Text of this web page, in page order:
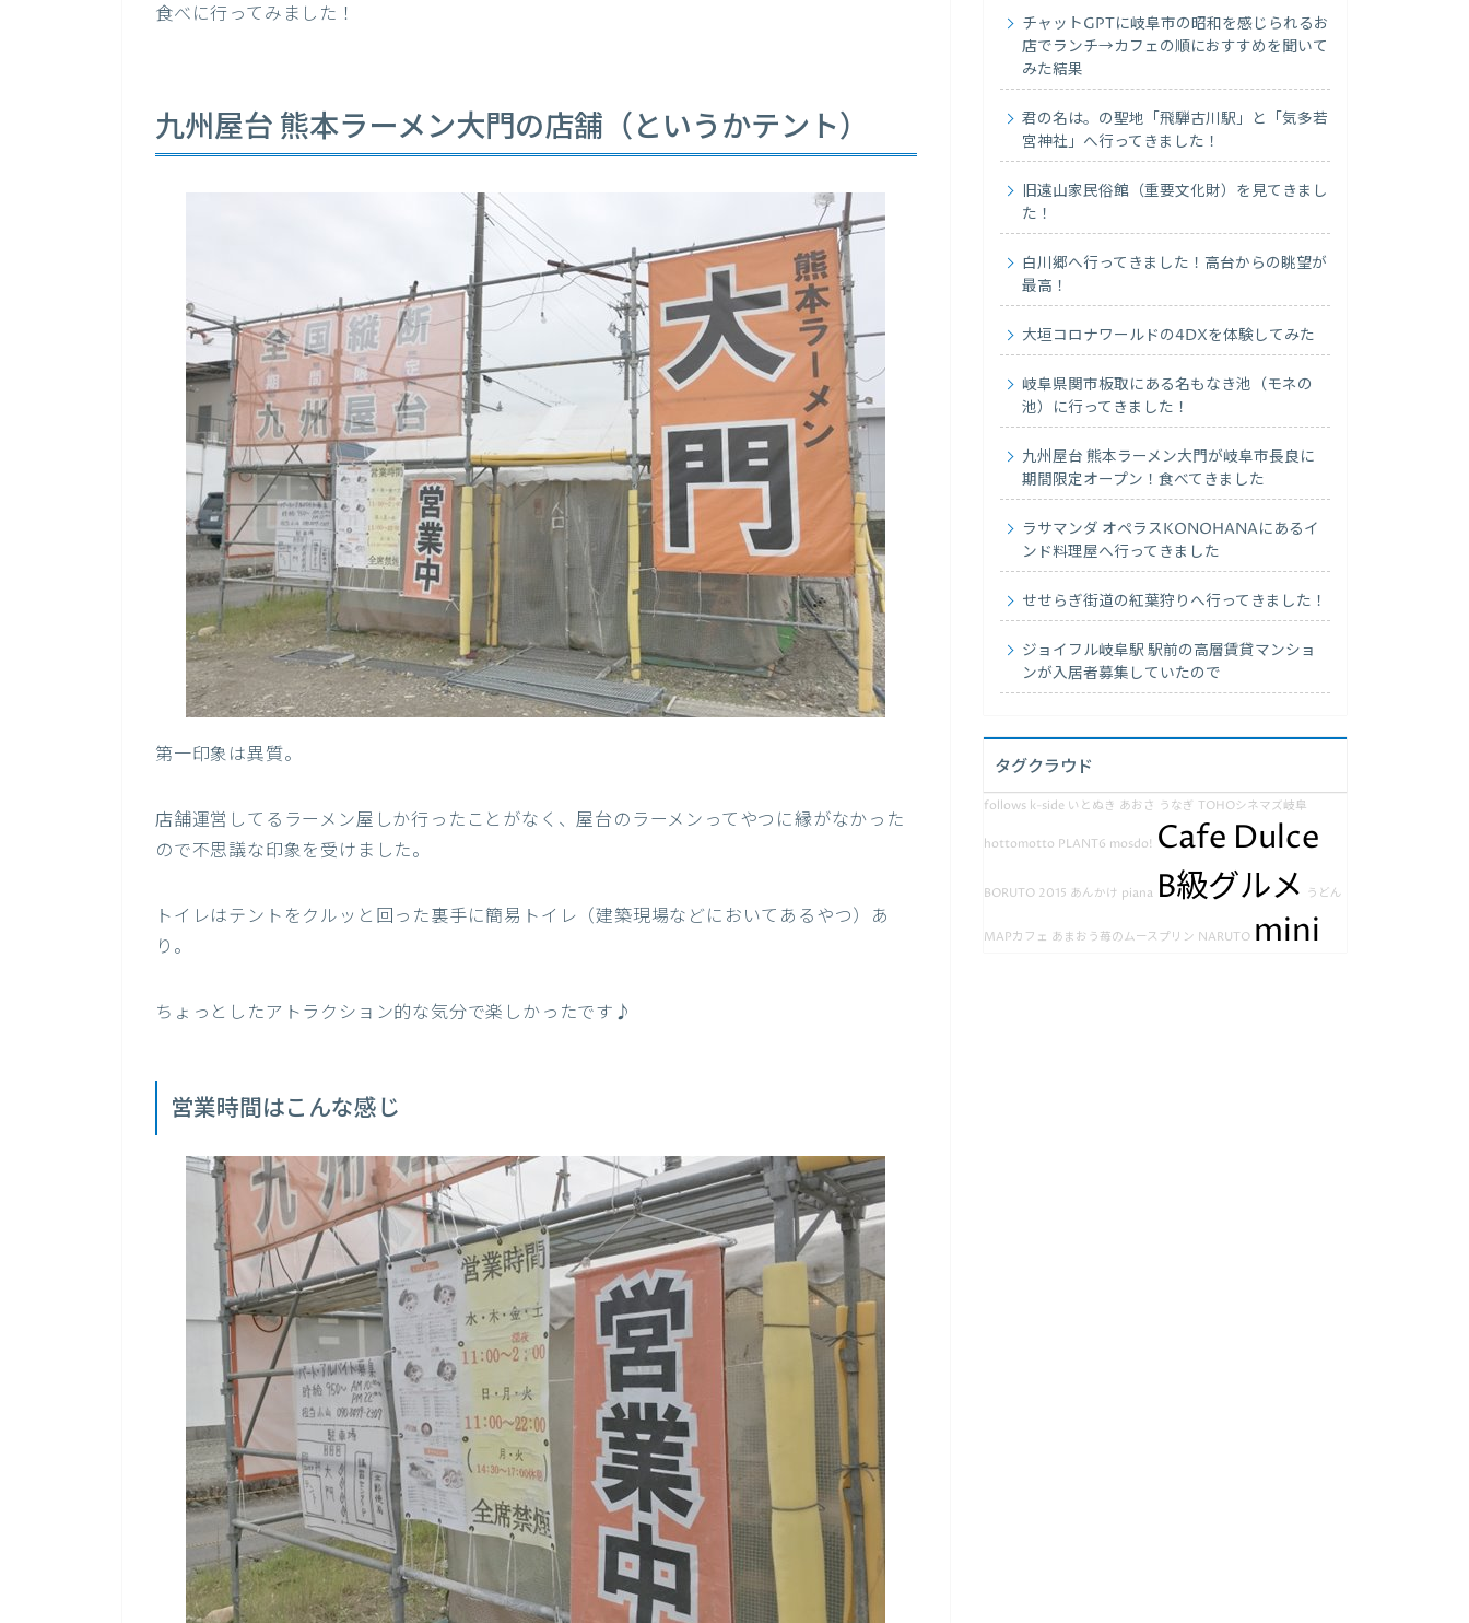
食べに行ってみました！
九州屋台 熊本ラーメン大門の店舗（というかテント）
第一印象は異質。
店舗運営してるラーメン屋しか行ったことがなく、屋台のラーメンってやつに縁がなかった
ので不思議な印象を受けました。
トイレはテントをクルッと回った裏手に簡易トイレ（建築現場などにおいてあるやつ）あ
り。
ちょっとしたアトラクション的な気分で楽しかったです♪
営業時間はこんな感じ
チャットGPTに岐阜市の昭和を感じられるお
店でランチ→カフェの順におすすめを聞いて
みた結果
君の名は。の聖地「飛騨古川駅」と「気多若
宮神社」へ行ってきました！
旧遠山家民俗館（重要文化財）を見てきまし
た！
白川郷へ行ってきました！高台からの眺望が
最高！
大垣コロナワールドの4DXを体験してみた
岐阜県関市板取にある名もなき池（モネの
池）に行ってきました！
九州屋台 熊本ラーメン大門が岐阜市長良に
期間限定オープン！食べてきました
ラサマンダ オペラスKONOHANAにあるイ
ンド料理屋へ行ってきました
せせらぎ街道の紅葉狩りへ行ってきました！
ジョイフル岐阜駅 駅前の高層賃貸マンショ
ンが入居者募集していたので
タグクラウド
follows k-side いとぬき あおさ うなぎ TOHOシネマズ岐阜
hottomotto PLANT6 mosdo! Cafe Dulce
BORUTO 2015 あんかけ piana B級グルメ うどん
MAPカフェ あまおう苺のムースプリン NARUTO mini